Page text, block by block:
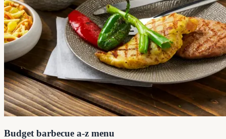
Budget barbecue a-z menu